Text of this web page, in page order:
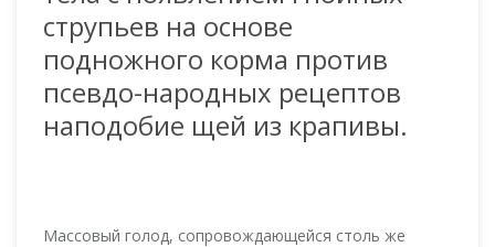
струпьев на основе
подножного корма против
псевдо-народных рецептов
наподобие щей из крапивы.
Массовый голод, сопровождающейся столь же